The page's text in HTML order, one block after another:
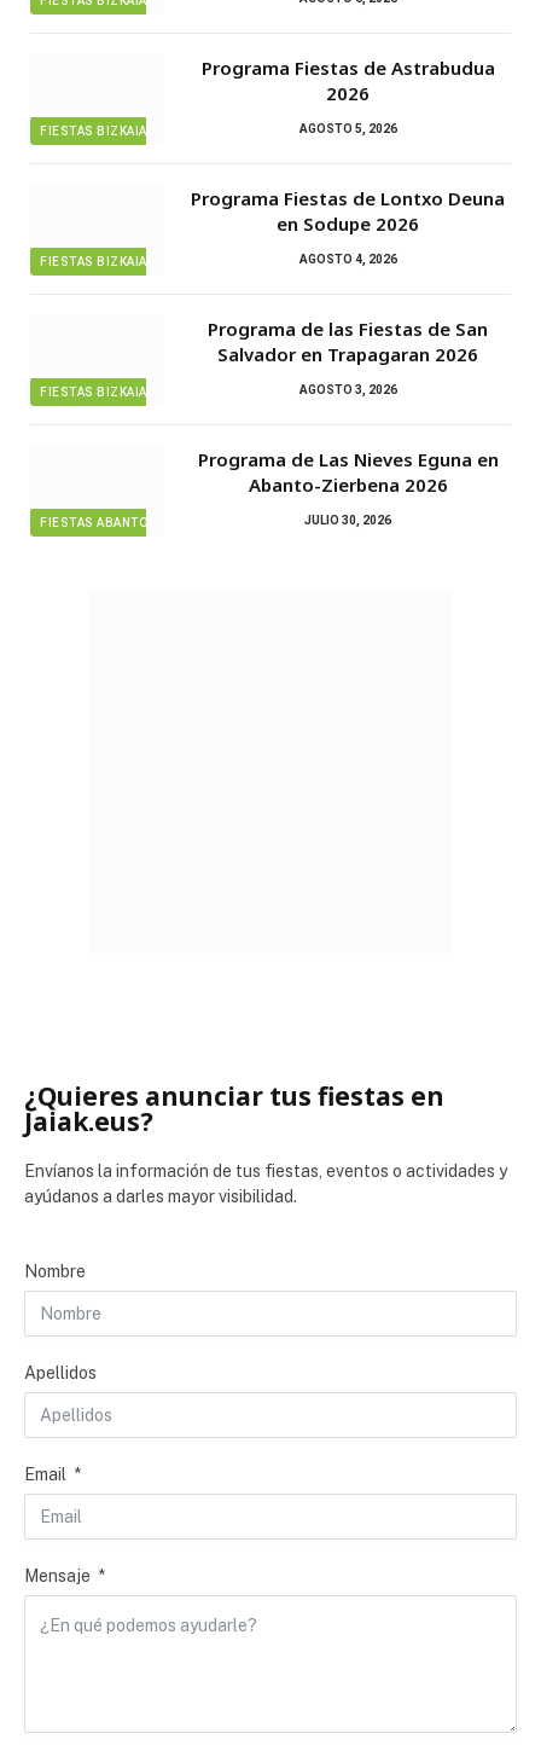
FIESTAS BIZKAIA
Programa Fiestas de Astrabudua
2026
AGOSTO 5, 2026
FIESTAS BIZKAIA
Programa Fiestas de Lontxo Deuna
en Sodupe 2026
AGOSTO 4, 2026
FIESTAS BIZKAIA
Programa de las Fiestas de San
Salvador en Trapagaran 2026
AGOSTO 3, 2026
FIESTAS ABANTO ZIERBENA
Programa de Las Nieves Eguna en
Abanto-Zierbena 2026
JULIO 30, 2026
¿Quieres anunciar tus fiestas en
Jaiak.eus?
Envíanos la información de tus fiestas, eventos o actividades y
ayúdanos a darles mayor visibilidad.
Nombre
Apellidos
Email
Mensaje